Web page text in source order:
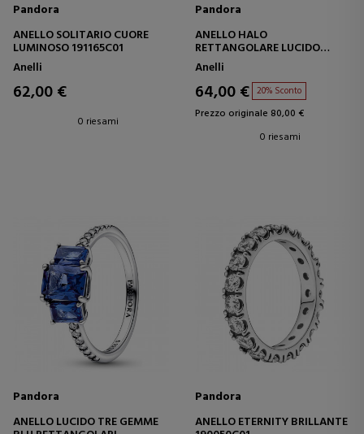
Pandora
ANELLO SOLITARIO CUORE
LUMINOSO 191165C01
Anelli
62,00 €
0 riesami
Pandora
ANELLO HALO
RETTANGOLARE LUCIDO
192391C01
Anelli
64,00 € 20% Sconto
Prezzo originale 80,00 €
0 riesami
Pandora
ANELLO LUCIDO TRE GEMME
Pandora
ANELLO ETERNITY BRILLANTE